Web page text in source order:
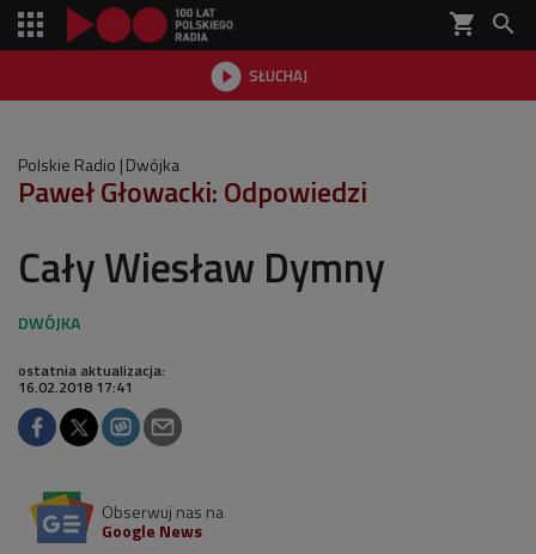
shopping_cart 
 SŁUCHAJ

Polskie Radio Dwójka
Paweł Głowacki: Odpowiedzi
Cały Wiesław Dymny
ostatnia aktualizacja:
16.02.2018 17:41
Obserwuj nas na
Google News